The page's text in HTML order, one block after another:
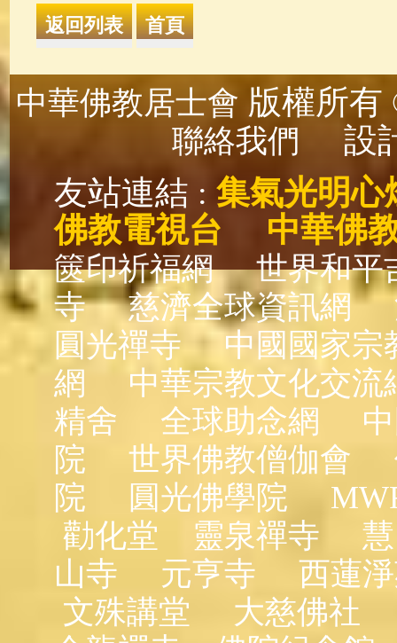
中華佛教居士會 版權所
聯絡我們
設
友站連結 : 集氣光明心
佛教電視台
中華佛
篋印祈福網
世界和平
寺
慈濟全球資訊網
圓光禪寺
中國國家宗
網
中華宗教文化交流
精舍
全球助念網
院
世界佛教僧伽會
院
圓光佛學院
勸化堂
靈泉禪寺
山寺
元亨寺
西蓮
文殊講堂
大慈佛社